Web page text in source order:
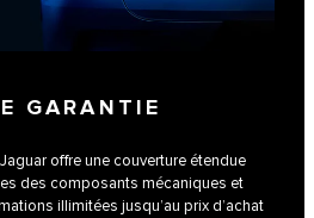
GARANTIE
offre une couverture étendue
des composants mécaniques et
illimitées jusqu’au prix d’achat